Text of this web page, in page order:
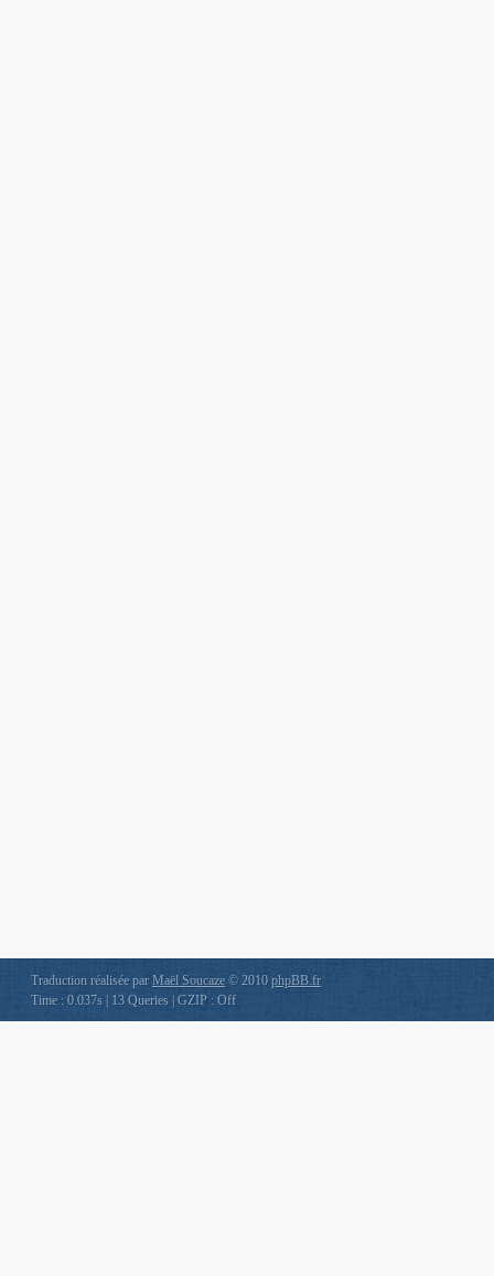
Traduction réalisée parMaël Soucaze© 2010 phpBB.fr
Time : 0.037s | 13 Queries | GZIP : Off